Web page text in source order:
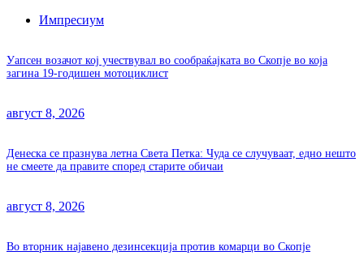
Импресиум
Уапсен возачот кој учествувал во сообраќајката во Скопје во која
загина 19-годишен мотоциклист
август 8, 2026
Денеска се празнува летна Света Петка: Чуда се случуваат, едно нешто
не смеете да правите според старите обичаи
август 8, 2026
Во вторник најавено дезинсекција против комарци во Скопје